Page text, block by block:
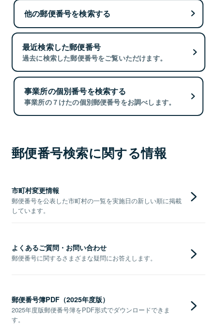
他の郵便番号を検索する
最近検索した郵便番号
過去に検索した郵便番号をご覧いただけます。
事業所の個別番号を検索する
事業所の７けたの個別郵便番号をお調べします。
郵便番号検索に関する情報
市町村変更情報
郵便番号を公表した市町村の一覧を実施日の新しい順に掲載
しています。
よくあるご質問・お問い合わせ
郵便番号に関するさまざまな疑問にお答えします。
郵便番号簿PDF（2025年度版）
2025年度版郵便番号簿をPDF形式でダウンロードできま
す。